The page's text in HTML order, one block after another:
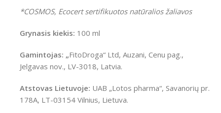
*COSMOS, Ecocert sertifikuotos natūralios žaliavos
Grynasis kiekis: 100 ml
Gamintojas: „FitoDroga“ Ltd, Auzani, Cenu pag.,
Jelgavas nov., LV-3018, Latvia.
Atstovas Lietuvoje: UAB „Lotos pharma“, Savanorių pr.
178A, LT-03154 Vilnius, Lietuva.